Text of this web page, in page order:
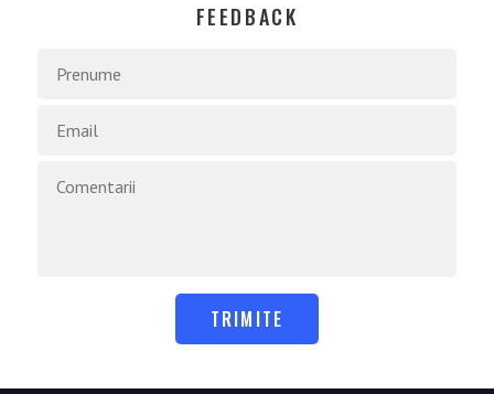
FEEDBACK
TRIMITE